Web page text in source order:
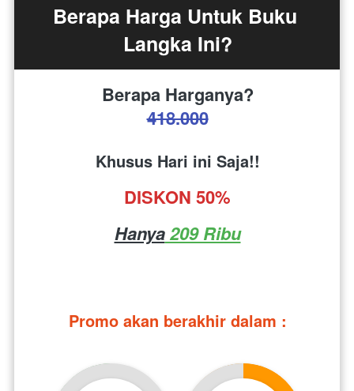
Berapa Harga Untuk Buku
Langka Ini?
Berapa Harganya?
418.000
Khusus Hari ini Saja!!
DISKON 50%
Hanya 209 Ribu
Promo akan berakhir dalam :